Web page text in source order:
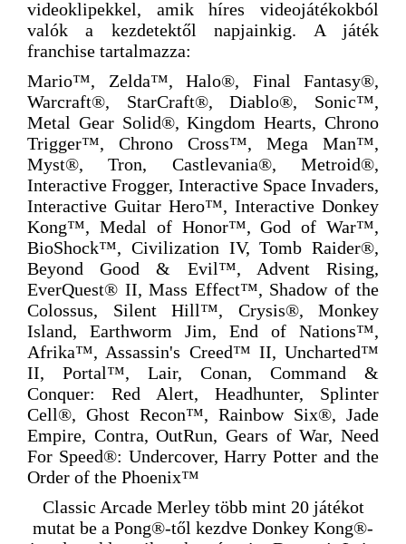
videoklipekkel, amik híres videojátékokból
valók a kezdetektől napjainkig. A játék
franchise tartalmazza:
Mario™, Zelda™, Halo®, Final Fantasy®,
Warcraft®, StarCraft®, Diablo®, Sonic™,
Metal Gear Solid®, Kingdom Hearts, Chrono
Trigger™, Chrono Cross™, Mega Man™,
Myst®, Tron, Castlevania®, Metroid®,
Interactive Frogger, Interactive Space Invaders,
Interactive Guitar Hero™, Interactive Donkey
Kong™, Medal of Honor™, God of War™,
BioShock™, Civilization IV, Tomb Raider®,
Beyond Good & Evil™, Advent Rising,
EverQuest® II, Mass Effect™, Shadow of the
Colossus, Silent Hill™, Crysis®, Monkey
Island, Earthworm Jim, End of Nations™,
Afrika™, Assassin's Creed™ II, Uncharted™
II, Portal™, Lair, Conan, Command &
Conquer: Red Alert, Headhunter, Splinter
Cell®, Ghost Recon™, Rainbow Six®, Jade
Empire, Contra, OutRun, Gears of War, Need
For Speed®: Undercover, Harry Potter and the
Order of the Phoenix™
Classic Arcade Merley több mint 20 játékot
mutat be a Pong®-től kezdve Donkey Kong®-